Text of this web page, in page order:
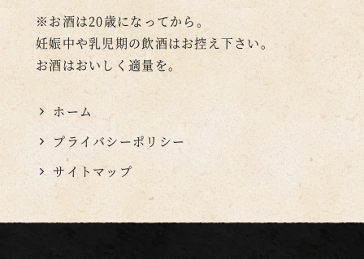
※お酒は20歳になってから。
妊娠中や乳児期の飲酒はお控え下さい。
お酒はおいしく適量を。
ホーム
プライバシーポリシー
サイトマップ